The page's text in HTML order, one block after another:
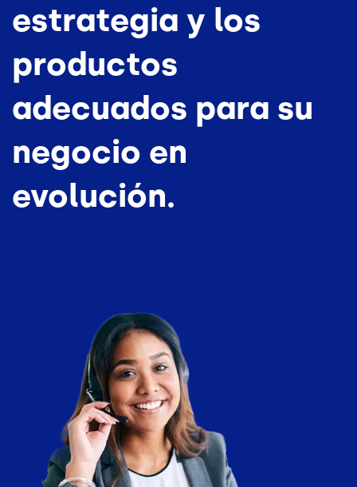
estrategia y los
productos
adecuados para su
negocio en
evolución.